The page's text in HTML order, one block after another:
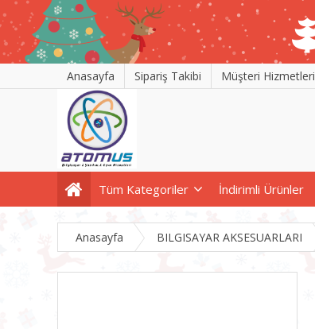
Anasayfa Sipariş Takibi Müşteri Hizmetleri
Tüm Kategoriler İndirimli Ürünler
Anasayfa BILGISAYAR AKSESUARLARI